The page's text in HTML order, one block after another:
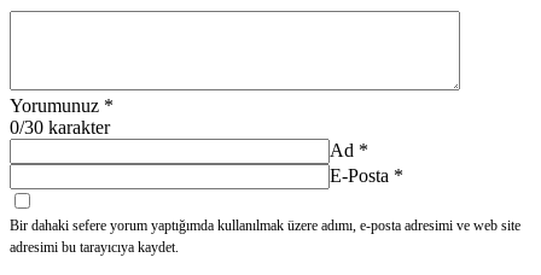
Yorumunuz *
0/30 karakter
Ad *
E-Posta *
Bir dahaki sefere yorum yaptığımda kullanılmak üzere adımı, e-posta adresimi ve web site
adresimi bu tarayıcıya kaydet.